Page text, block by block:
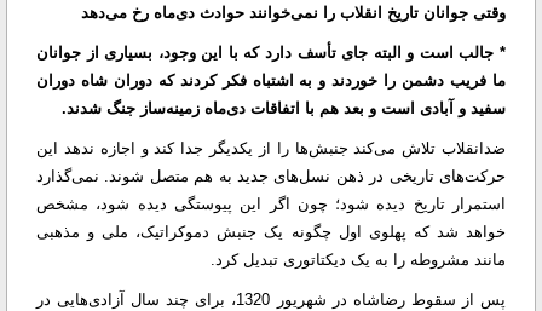
وقتی جوانان تاریخ انقلاب را نمی‌خوانند حوادث دی‌ماه رخ می‌دهد
* جالب است و البته جای تأسف دارد که با این وجود، بسیاری از جوانان
ما فریب دشمن را خوردند و به اشتباه فکر کردند که دوران شاه دوران
سفید و آبادی است و بعد هم با اتفاقات دی‌ماه زمینه‌ساز جنگ شدند.
ضدانقلاب تلاش می‌کند جنبش‌ها را از یکدیگر جدا کند و اجازه ندهد این
حرکت‌های تاریخی در ذهن نسل‌های جدید به هم متصل شوند. نمی‌گذارد
استمرار تاریخ دیده شود؛ چون اگر این پیوستگی دیده شود، مشخص
خواهد شد که پهلوی اول چگونه یک جنبش دموکراتیک، ملی و مذهبی
مانند مشروطه را به یک دیکتاتوری تبدیل کرد.
پس از سقوط رضاشاه در شهریور 1320، برای چند سال آزادی‌هایی در